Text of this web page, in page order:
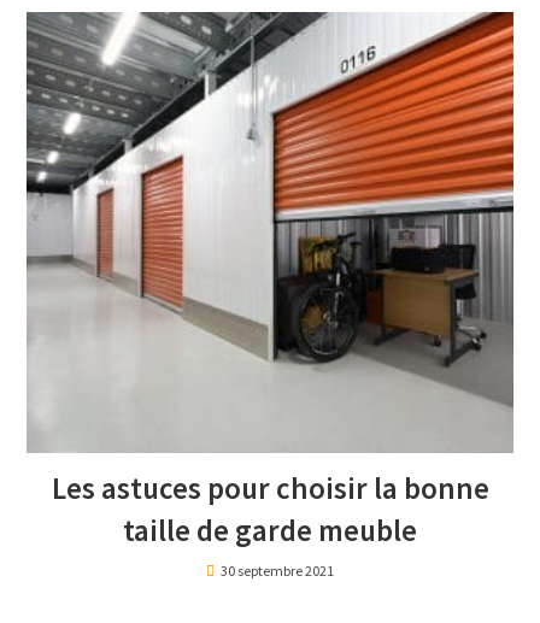
Les astuces pour choisir la bonne
taille de garde meuble
30 septembre 2021